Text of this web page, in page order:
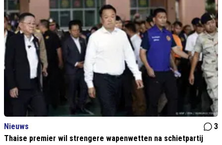
Nieuws
3
Thaise premier wil strengere wapenwetten na schietpartij